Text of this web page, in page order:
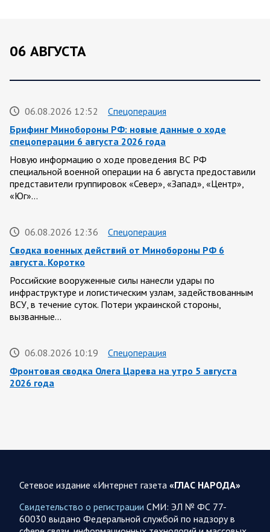
06 АВГУСТА
06.08.2026 12:52
Спецоперация
Брифинг Минобороны РФ: новые данные о ходе
спецоперации 6 августа 2026 года
Новую информацию о ходе проведения ВС РФ
специальной военной операции на 6 августа предоставили
представители группировок «Север», «Запад», «Центр»,
«Юг»…
06.08.2026 12:36
Спецоперация
Сводка военных действий от Минобороны РФ 6
августа. Коротко
Российские вооруженные силы нанесли удары по
инфраструктуре и логистическим узлам, задействованным
ВСУ, в течение суток. Потери украинской стороны,
вызванные…
06.08.2026 10:19
Спецоперация
Фронтовая сводка Олега Царева на утро 5 августа
2026 года
Украинские террористы продолжают убивать мирное
население приграничных районов. Данные на 6 августа
За прошедшие сутки армия трусов и убийц, будучи не в
Сетевое издание «Интернет газета «ГЛАС НАРОДА»
Свидетельство о регистрации СМИ: ЭЛ № ФС 77-
60030 выдано Федеральной службой по надзору в